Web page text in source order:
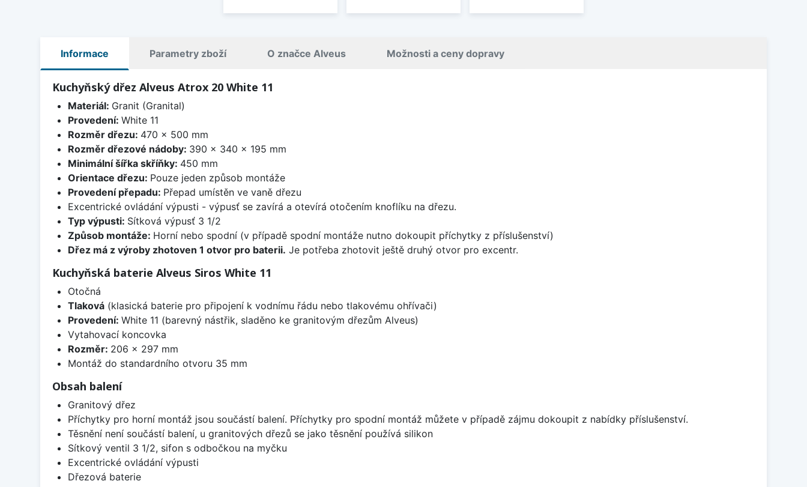
Informace Parametry zboží O značce Alveus Možnosti a ceny dopravy
Kuchyňský dřez Alveus Atrox 20 White 11
Materiál: Granit (Granital)
Provedení: White 11
Rozměr dřezu: 470 x 500 mm
Rozměr dřezové nádoby: 390 x 340 x 195 mm
Minimální šířka skříňky: 450 mm
Orientace dřezu: Pouze jeden způsob montáže
Provedení přepadu: Přepad umístěn ve vaně dřezu
Excentrické ovládání výpusti - výpusť se zavírá a otevírá otočením knoflíku na dřezu.
Typ výpusti: Sítková výpusť 3 1/2
Způsob montáže: Horní nebo spodní (v případě spodní montáže nutno dokoupit příchytky z příslušenství)
Dřez má z výroby zhotoven 1 otvor pro baterii. Je potřeba zhotovit ještě druhý otvor pro excentr.
Kuchyňská baterie Alveus Siros White 11
Otočná
Tlaková(klasická baterie pro připojení k vodnímu řádu nebo tlakovému ohřívači)
Provedení: White 11 (barevný nástřik, sladěno ke granitovým dřezům Alveus)
Vytahovací koncovka
Rozměr: 206 x 297 mm
Montáž do standardního otvoru 35 mm
Obsah balení
Granitový dřez
Příchytky pro horní montáž jsou součástí balení. Příchytky pro spodní montáž můžete v případě zájmu dokoupit z nabídky příslušenství.
Těsnění není součástí balení, u granitových dřezů se jako těsnění používá silikon
Sítkový ventil 3 1/2, sifon s odbočkou na myčku
Excentrické ovládání výpusti
Dřezová baterie